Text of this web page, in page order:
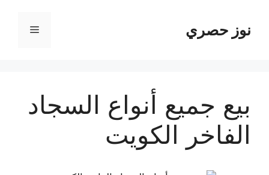
المحتوىنوز حصري القائمة
بيع جميع أنواع السجاد
الفاخر الكويت